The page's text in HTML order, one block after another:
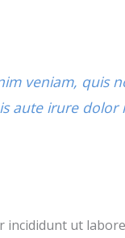
veniam, quis
aute irure
incididunt ut